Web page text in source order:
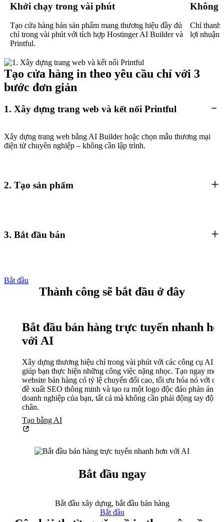
Khởi chạy trong vài phút
Tạo cửa hàng bán sản phẩm mang thương hiệu đầy đủ
chỉ trong vài phút với tích hợp Hostinger AI Builder và
Printful.
Không
Chỉ thanh
lợi nhuận.
Tạo cửa hàng in theo yêu cầu chỉ với 3
bước đơn giản
1. Xây dựng trang web và kết nối Printful
Xây dựng trang web bằng AI Builder hoặc chọn mẫu thương mại
điện tử chuyên nghiệp – không cần lập trình.
2. Tạo sản phẩm
3. Bắt đầu bán
Bắt đầu
Thành công sẽ bắt đầu ở đây
Bắt đầu bán hàng trực tuyến nhanh
với AI
Xây dựng thương hiệu chỉ trong vài phút với các công cụ AI
giúp bạn thực hiện những công việc nặng nhọc. Tạo ngay một
website bán hàng có tỷ lệ chuyển đổi cao, tối ưu hóa nó với các
đề xuất SEO thông minh và tạo ra một logo độc đáo phản ánh
doanh nghiệp của bạn, tất cả mà không cần phải động tay động
chân.
Tạo bằng AI
Bắt đầu ngay
Bắt đầu xây dựng, bắt đầu bán hàng
Bắt đầu